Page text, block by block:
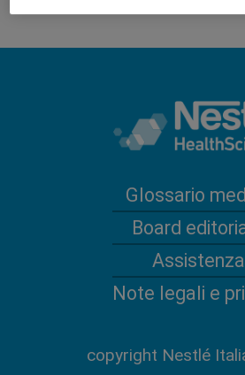
Glossario
Board
Assistenza
Note legali e
copyright Nestlé